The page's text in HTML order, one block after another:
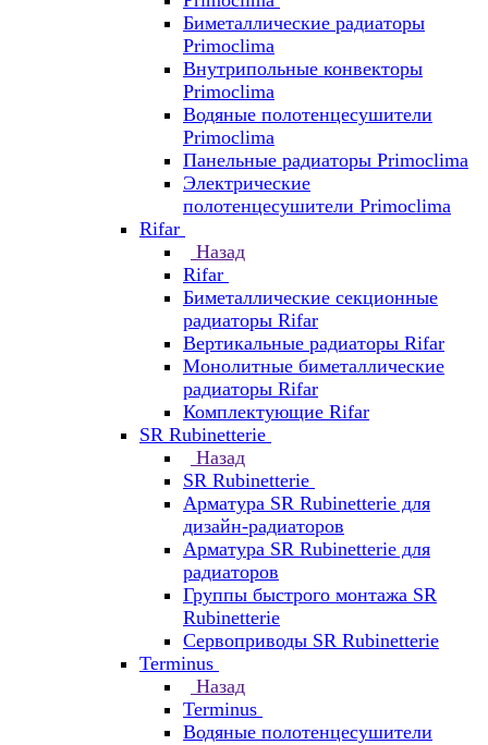
Биметаллические радиаторы
Primoclima
Внутрипольные конвекторы
Primoclima
Водяные полотенцесушители
Primoclima
Панельные радиаторы Primoclima
Электрические
полотенцесушители Primoclima
Rifar
Назад
Rifar
Биметаллические секционные
радиаторы Rifar
Вертикальные радиаторы Rifar
Монолитные биметаллические
радиаторы Rifar
Комплектующие Rifar
SR Rubinetterie
Назад
SR Rubinetterie
Арматура SR Rubinetterie для
дизайн-радиаторов
Арматура SR Rubinetterie для
радиаторов
Группы быстрого монтажа SR
Rubinetterie
Сервоприводы SR Rubinetterie
Terminus
Назад
Terminus
Водяные полотенцесушители